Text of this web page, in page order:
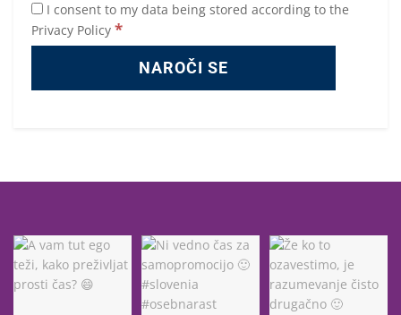
I consent to my data being stored according to the
Privacy Policy *